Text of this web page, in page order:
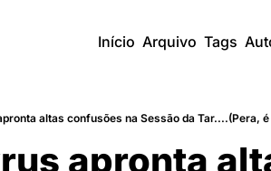
Início Arquivo Tags
altas confusões na Sessão da Tar....(Pera,
apronta